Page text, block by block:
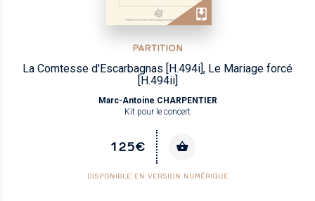
PARTITION
La Comtesse d'Escarbagnas [H.494i], Le Mariage forcé
[H.494ii]
Marc-Antoine CHARPENTIER
Kit pour le concert
125€
DISPONIBLE EN VERSION NUMÉRIQUE